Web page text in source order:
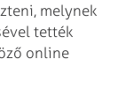
melynek
tették
online